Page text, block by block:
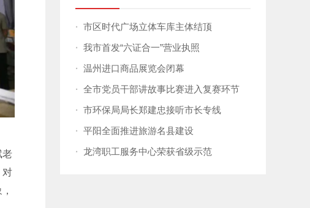
老
对
· 市区时代广场立体车库主体结顶
· 我市首发“六证合一”营业执照
· 温州进口商品展览会闭幕
· 全市党员干部讲故事比赛进入复赛环节
· 市环保局局长郑建忠接听市长专线
· 平阳全面推进旅游名县建设
· 龙湾职工服务中心荣获省级示范